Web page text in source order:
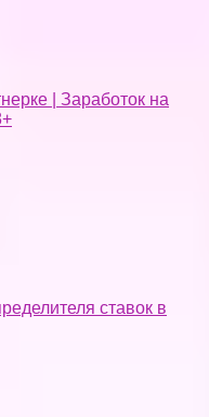
| Заработок на
ставок в